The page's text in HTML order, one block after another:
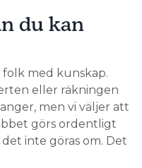
–
koll så att det inte
enda VVS-jobb en
de väldigt många
du kan
folk med kunskap.
eller räkningen
men vi väljer att
görs ordentligt
inte göras om. Det